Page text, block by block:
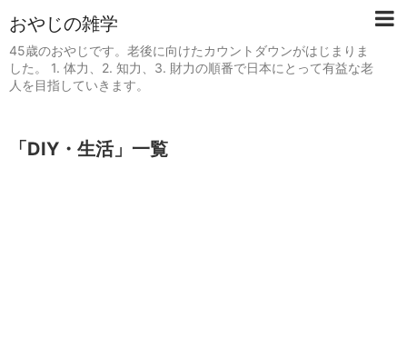
おやじの雑学
45歳のおやじです。老後に向けたカウントダウンがはじまりま
した。 1. 体力、2. 知力、3. 財力の順番で日本にとって有益な老
人を目指していきます。
「DIY・生活」 一覧